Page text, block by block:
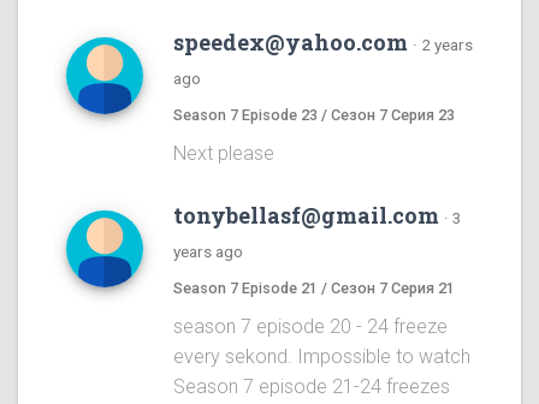
speedex@yahoo.com · 2 years
ago
Season 7 Episode 23 / Сезон 7 Серия 23
Next please
tonybellasf@gmail.com · 3
years ago
Season 7 Episode 21 / Сезон 7 Серия 21
season 7 episode 20 - 24 freeze
every sekond. Impossible to watch
Season 7 episode 21-24 freezes